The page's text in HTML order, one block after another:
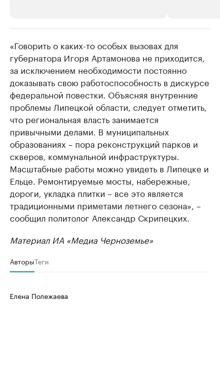
Делитесь новостями бизнеса на РБК
Управляйте страницей компании и развивайте личные
Крупнейшие
продавцы
Ознакомьтесь с
«Говорить о каких-то особых вызовах для
губернатора Игоря Артамонова не приходится,
за исключением необходимости постоянно
доказывать свою работоспособность в дискурсе
федеральной повестки. Объясняя внутренние
проблемы Липецкой области, следует отметить,
что региональная власть занимается
привычными делами. В муниципальных
образованиях – пора реконструкций парков и
скверов, коммунальной инфраструктуры.
Масштабные работы можно увидеть в Липецке и
Ельце. Ремонтируемые мосты, набережные,
дороги, укладка плитки – все это является
традиционными приметами летнего сезона», –
сообщил политолог Александр Скрипецких.
Материал ИА «Медиа Черноземье»
АвторыТеги
Елена Полежаева